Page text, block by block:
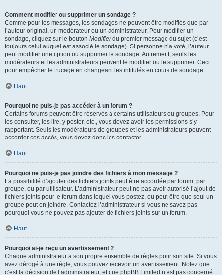
Comment modifier ou supprimer un sondage ?
Comme pour les messages, les sondages ne peuvent être modifiés que par
l’auteur original, un modérateur ou un administrateur. Pour modifier un
sondage, cliquez sur le bouton Modifierdu premier message du sujet (c’est
toujours celui auquel est associé le sondage). Si personne n’a voté, l’auteur
peut modifier une option ou supprimer le sondage. Autrement, seuls les
modérateurs et les administrateurs peuvent le modifier ou le supprimer. Ceci
pour empêcher le trucage en changeant les intitulés en cours de sondage.
Haut
Pourquoi ne puis-je pas accéder à un forum ?
Certains forums peuvent être réservés à certains utilisateurs ou groupes. Pour
les consulter, les lire, y poster, etc., vous devez avoir les permissions s’y
rapportant. Seuls les modérateurs de groupes et les administrateurs peuvent
accorder ces accès, vous devez donc les contacter.
Haut
Pourquoi ne puis-je pas joindre des fichiers à mon message ?
La possibilité d’ajouter des fichiers joints peut être accordée par forum, par
groupe, ou par utilisateur. L’administrateur peut ne pas avoir autorisé l’ajout de
fichiers joints pour le forum dans lequel vous postez, ou peut-être que seul un
groupe peut en joindre. Contactez l’administrateur si vous ne savez pas
pourquoi vous ne pouvez pas ajouter de fichiers joints sur un forum.
Haut
Pourquoi ai-je reçu un avertissement ?
Chaque administrateur a son propre ensemble de règles pour son site. Si vous
avez dérogé à une règle, vous pouvez recevoir un avertissement. Notez que
c’est la décision de l’administrateur, et que phpBB Limited n’est pas concerné